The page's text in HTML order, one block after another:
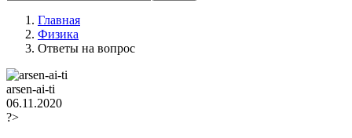
Главная
Физика
Ответы на вопрос
arsen-ai-ti
06.11.2020
?>